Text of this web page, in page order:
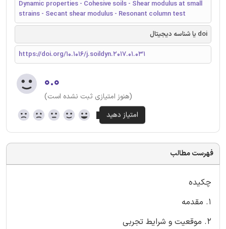
Dynamic properties - Cohesive soils - Shear modulus at small
strains - Secant shear modulus - Resonant column test
doi یا شناسه دیجیتال
https://doi.org/10.1016/j.soildyn.2017.01.031
۰.۰
(هنوز امتیازی ثبت نشده است)
فهرست مطالب
چکیده
1. مقدمه
2. موقعیت و شرایط تجربی